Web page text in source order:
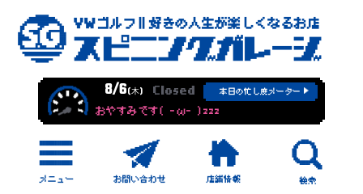
8/6(木) Closed 本日の忙し度メーター
おやすみです( -ω- )zzz